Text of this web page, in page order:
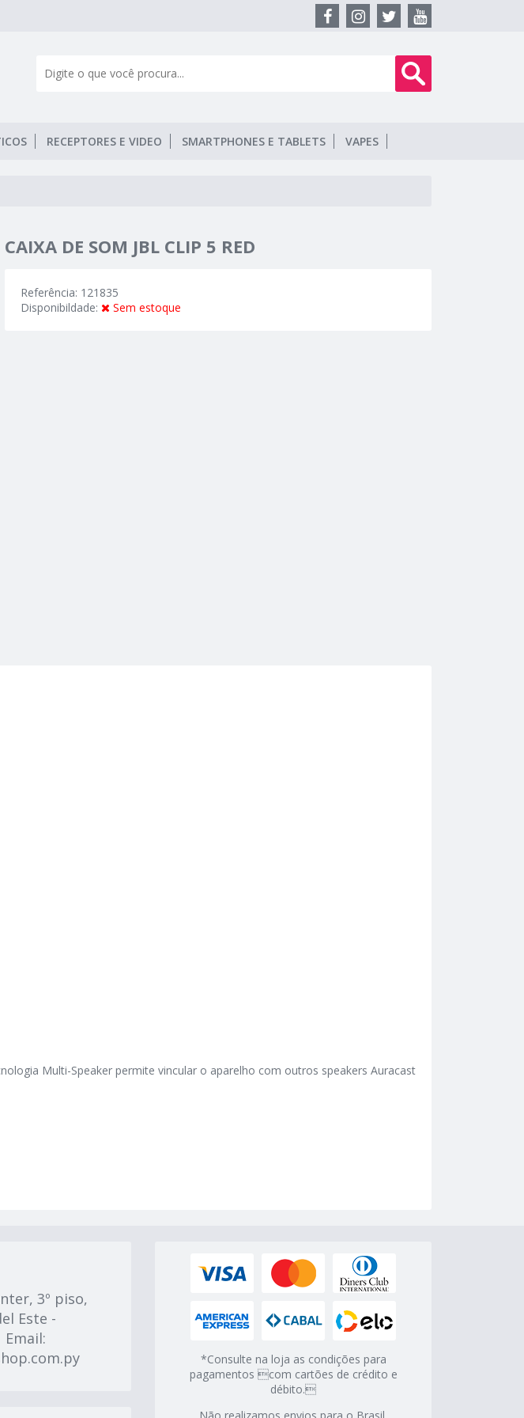
RECEPTORES E VIDEO SMARTPHONES E TABLETS VAPES
CAIXA DE SOM JBL CLIP 5 RED
Referência: 121835
Disponibildade:
Sem estoque
Multi-Speaker permite vincular o aparelho com outros speakers Auracast
3º piso,
Este -
*Consulte na loja as condições para
pagamentos com cartões de crédito e
débito.